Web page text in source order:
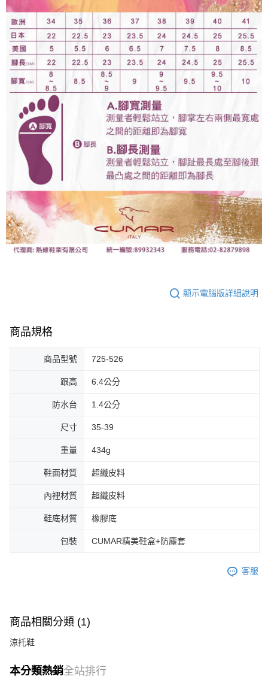
顯示電腦版詳細說明
商品規格
商品型號 725-526
跟高 6.4公分
防水台 1.4公分
尺寸 35-39
重量 434g
鞋面材質 超纖皮料
內裡材質 超纖皮料
鞋底材質 橡膠底
包裝 CUMAR精美鞋盒+防塵套
客服
商品相關分類 (1)
涼托鞋
本分類熱銷全站排行